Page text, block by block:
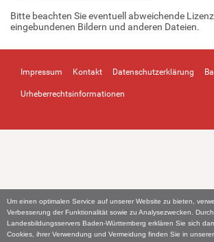
Um einen optimalen Service auf unserer Website zu bieten,
Verbesserung der Funktionalität sowie zu Analysezwecken.
Landesbildungsservers Baden-Württemberg erklären Sie sich
Cookies, ihrer Verwendung und Vermeidung finden Sie in unserer
Bitte beachten Sie eventuell abweichende
eingebundenen Bildern und anderen Dateien.
Impressum Kontakt Datenschutzerklärung
Urheberrechtsinformationen